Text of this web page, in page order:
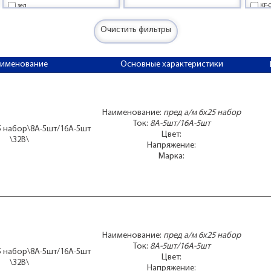
зел
оранж
пр
рыж
свет/фиол
чер
Очистить фильтры
Основные характеристики
набор\8А-5шт/16А-5шт
\32В\
Наименование: пред а/м 6x25 набор
Ток: 8А-5шт/16А-5шт
Цвет:
Напряжение:
Марка:
набор\8А-5шт/16А-5шт
\32В\
Наименование: пред а/м 6x25 набор
Ток: 8А-5шт/16А-5шт
Цвет:
Напряжение: